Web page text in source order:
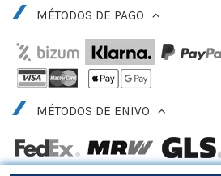
MÉTODOS DE PAGO
MÉTODOS DE ENIVO